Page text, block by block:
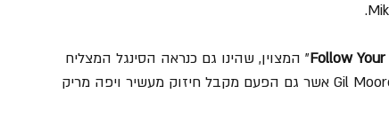
.
Follow
" המצוין, שהינו גם כנראה הסינגל המצליח
ביותר של הלהקה. הזמר המוביל בשיר הוא המתופף Gil Moore אשר גם הפעם מקבל חיזוק מעשיר ויפה מריק